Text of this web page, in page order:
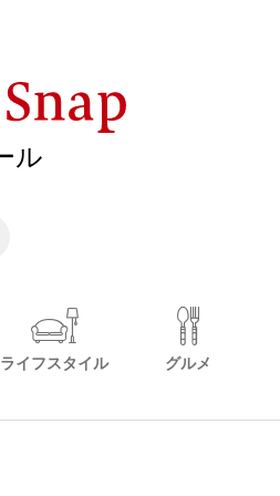
ライフスタイル グルメ